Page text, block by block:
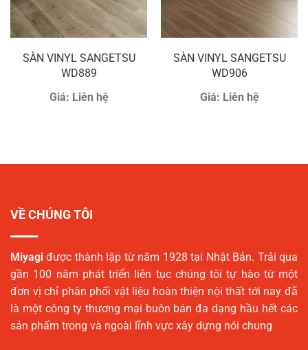
SÀN VINYL SANGETSU
WD889
Giá: Liên hệ
SÀN VINYL SANGETSU
WD906
Giá: Liên hệ
VỀ CHÚNG TÔI
Miyagi được thành lập từ năm 1928 tại Nhật Bản. Trải qua
gần 100 năm phát triển liên tục chúng tôi tự hào từ một
đơn vị chỉ phân phối vật liệu hoàn thiện nội thất tới nay đã
là một công ty thương mại buôn bán đa dạng hầu hết các
sản phẩm trong và ngoài lĩnh vực xây dựng nói chung